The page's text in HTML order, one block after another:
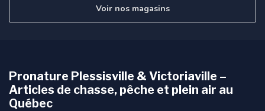
Voir nos magasins
Pronature Plessisville & Victoriaville –
Articles de chasse, pêche et plein air au
Québec